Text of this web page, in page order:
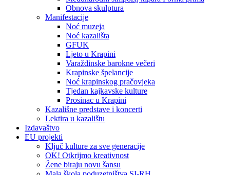
Obnova skulptura
Manifestacije
Noć muzeja
Noć kazališta
GFUK
Ljeto u Krapini
Varaždinske barokne večeri
Krapinske špelancije
Noć krapinskog pračovjeka
Tjedan kajkavske kulture
Prosinac u Krapini
Kazališne predstave i koncerti
Lektira u kazalištu
Izdavaštvo
EU projekti
Ključ kulture za sve generacije
OK! Otkrijmo kreativnost
Žene biraju novu šansu